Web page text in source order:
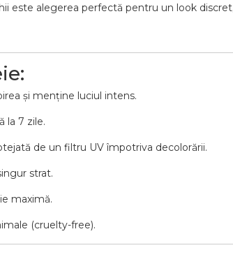
este alegerea perfectă pentru un look
și menține luciul intens.
la 7 zile.
de un filtru UV împotriva decolorării.
strat.
maximă.
(cruelty-free).